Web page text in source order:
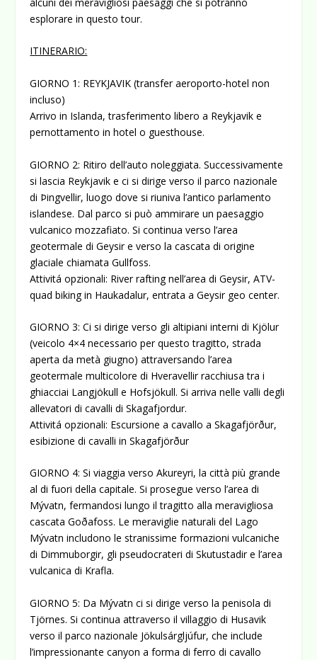
esplorare in questo tour.
ITINERARIO:
GIORNO 1: REYKJAVIK (transfer aeroporto-hotel non
incluso)
Arrivo in Islanda, trasferimento libero a Reykjavik e
pernottamento in hotel o guesthouse.
GIORNO 2: Ritiro dell’auto noleggiata. Successivamente
si lascia Reykjavik e ci si dirige verso il parco nazionale
di Þingvellir, luogo dove si riuniva l’antico parlamento
islandese. Dal parco si può ammirare un paesaggio
vulcanico mozzafiato. Si continua verso l’area
geotermale di Geysir e verso la cascata di origine
glaciale chiamata Gullfoss.
Attivitá opzionali: River rafting nell’area di Geysir, ATV-
quad biking in Haukadalur, entrata a Geysir geo center.
GIORNO 3: Ci si dirige verso gli altipiani interni di Kjölur
(veicolo 4×4 necessario per questo tragitto, strada
aperta da metà giugno) attraversando l’area
geotermale multicolore di Hveravellir racchiusa tra i
ghiacciai Langjökull e Hofsjökull. Si arriva nelle valli degli
allevatori di cavalli di Skagafjordur.
Attivitá opzionali: Escursione a cavallo a Skagafjörður,
esibizione di cavalli in Skagafjörður
GIORNO 4: Si viaggia verso Akureyri, la città più grande
al di fuori della capitale. Si prosegue verso l’area di
Mývatn, fermandosi lungo il tragitto alla meravigliosa
cascata Goðafoss. Le meraviglie naturali del Lago
Mývatn includono le stranissime formazioni vulcaniche
di Dimmuborgir, gli pseudocrateri di Skutustadir e l’area
vulcanica di Krafla.
GIORNO 5: Da Mývatn ci si dirige verso la penisola di
Tjörnes. Si continua attraverso il villaggio di Husavik
verso il parco nazionale Jökulsárgljúfur, che include
l’impressionante canyon a forma di ferro di cavallo